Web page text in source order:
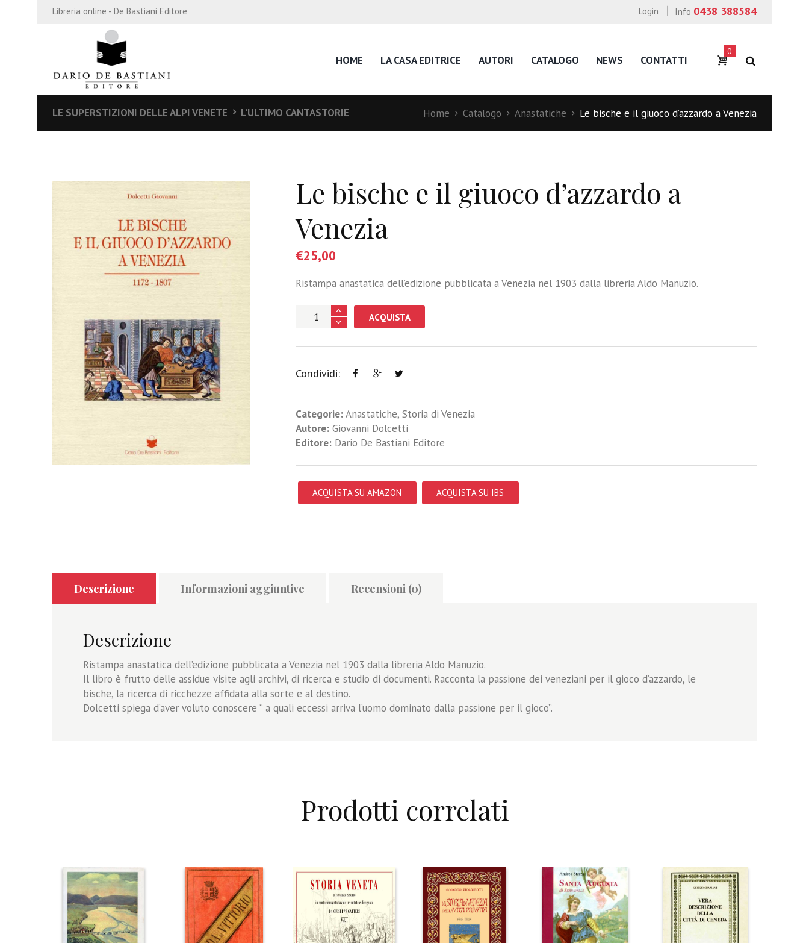
Libreria online - De Bastiani Editore Info 0438 388584
Login
HOME LA CASA EDITRICE AUTORI CATALOGO NEWS CONTATTI
0
LE SUPERSTIZIONI DELLE ALPI VENETE L’ULTIMO CANTASTORIE Home Catalogo Anastatiche Le bische e il giuoco d’azzardo a Venezia
Le bische e il giuoco d’azzardo a
Venezia
€25,00
Ristampa anastatica dell’edizione pubblicata a Venezia nel 1903 dalla libreria Aldo Manuzio.
ACQUISTA
Condividi:
Categorie:Anastatiche, Storia di Venezia
Autore: Giovanni Dolcetti
Editore:Dario De Bastiani Editore
ACQUISTA SU AMAZON ACQUISTA SU IBS
Descrizione Informazioni aggiuntive Recensioni (0)
Descrizione
Ristampa anastatica dell’edizione pubblicata a Venezia nel 1903 dalla libreria Aldo Manuzio.
Il libro è frutto delle assidue visite agli archivi, di ricerca e studio di documenti. Racconta la passione dei veneziani per il gioco d’azzardo, le
bische, la ricerca di ricchezze affidata alla sorte e al destino.
Dolcetti spiega d’aver voluto conoscere “ a quali eccessi arriva l’uomo dominato dalla passione per il gioco”.
Prodotti correlati